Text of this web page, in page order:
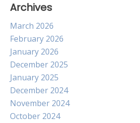
Archives
March 2026
February 2026
January 2026
December 2025
January 2025
December 2024
November 2024
October 2024